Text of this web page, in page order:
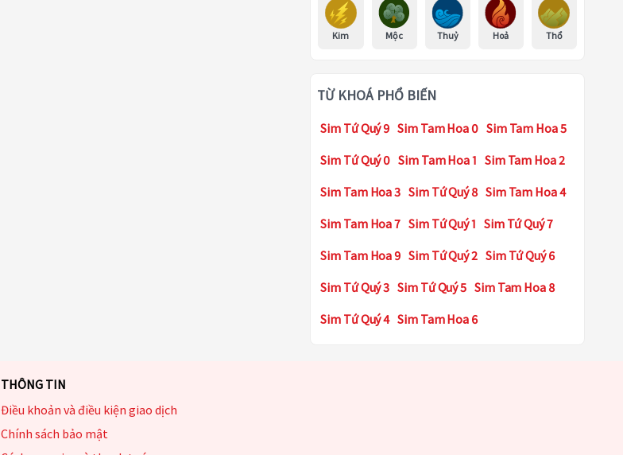
Kim Mộc Thuỷ Hoả Thổ
TỪ KHOÁ PHỔ BIẾN
Sim Tứ Quý 9 Sim Tam Hoa 0 Sim Tam Hoa 5
Sim Tứ Quý 0 Sim Tam Hoa 1 Sim Tam Hoa 2
Sim Tam Hoa 3 Sim Tứ Quý 8 Sim Tam Hoa 4
Sim Tam Hoa 7 Sim Tứ Quý 1 Sim Tứ Quý 7
Sim Tam Hoa 9 Sim Tứ Quý 2 Sim Tứ Quý 6
Sim Tứ Quý 3 Sim Tứ Quý 5 Sim Tam Hoa 8
Sim Tứ Quý 4 Sim Tam Hoa 6
THÔNG TIN
Điều khoản và điều kiện giao dịch
Chính sách bảo mật